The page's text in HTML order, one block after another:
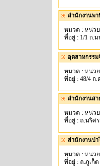
สำนักงานพา
หมวด : หน่ว
ที่อยู่ : 1/1 ถ.ม
อุตสาหกรรม
หมวด : หน่ว
ที่อยู่ : 48/4 ถ.
สำนักงานสา
หมวด : หน่ว
ที่อยู่ : ถ.นริศร
สำนักงานป่า
หมวด : หน่ว
ที่อยู่ : ถ.ภูเก็ต